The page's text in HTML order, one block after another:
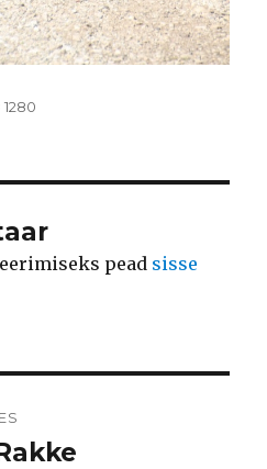
1280
pead sisse